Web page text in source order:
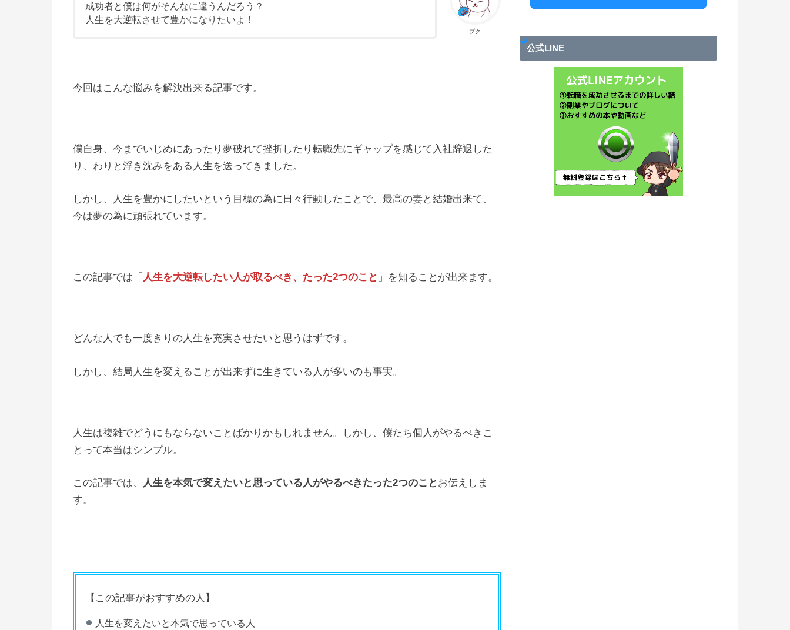
プク
成功者と僕は何がそんなに違うんだろう？
人生を大逆転させて豊かになりたいよ！
今回はこんな悩みを解決出来る記事です。
僕自身、今までいじめにあったり夢破れて挫折したり転職先にギャップを感じて入社辞退した
り、わりと浮き沈みをある人生を送ってきました。
しかし、人生を豊かにしたいという目標の為に日々行動したことで、最高の妻と結婚出来て、
今は夢の為に頑張れています。
この記事では「 人生を大逆転したい人が取るべき、たった2つのこと 」を知ることが出来ます。
どんな人でも一度きりの人生を充実させたいと思うはずです。
しかし、結局人生を変えることが出来ずに生きている人が多いのも事実。
人生は複雑でどうにもならないことばかりかもしれません。しかし、僕たち個人がやるべきこ
とって本当はシンプル。
この記事では、 人生を本気で変えたいと思っている人がやるべきたった2つのこと お伝えしま
す。
【この記事がおすすめの人】
人生を変えたいと本気で思っている人
公式LINE